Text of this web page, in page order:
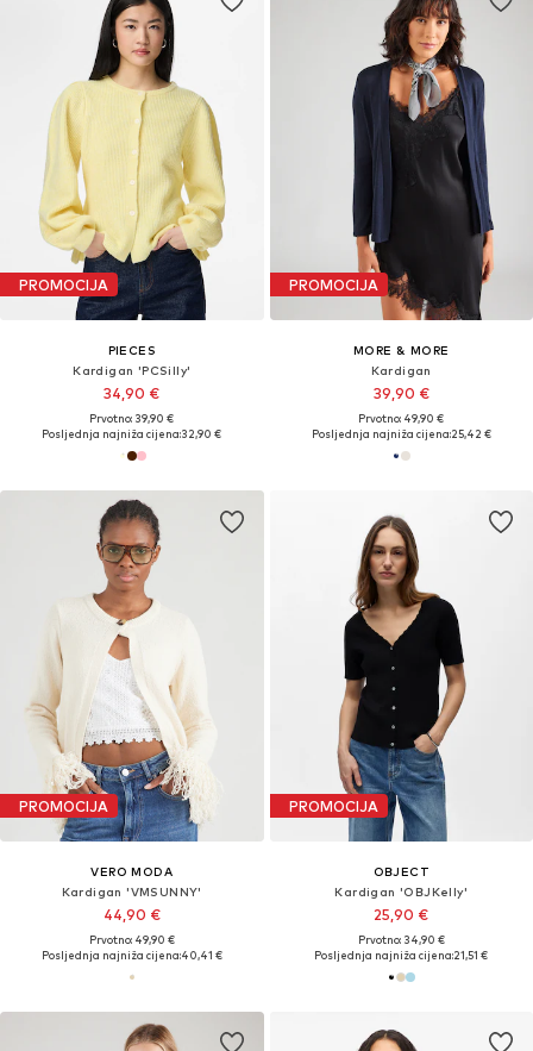
PROMOCIJA
PIECES
Kardigan 'PCSilly'
34,90 €
Prvotno: 39,90 €
Posljednja najniža cijena:32,90 €
PROMOCIJA
MORE & MORE
Kardigan
39,90 €
Prvotno: 49,90 €
Posljednja najniža cijena:25,42 €
PROMOCIJA
VERO MODA
Kardigan 'VMSUNNY'
44,90 €
Prvotno: 49,90 €
Posljednja najniža cijena:40,41 €
PROMOCIJA
OBJECT
Kardigan 'OBJKelly'
25,90 €
Prvotno: 34,90 €
Posljednja najniža cijena:21,51 €